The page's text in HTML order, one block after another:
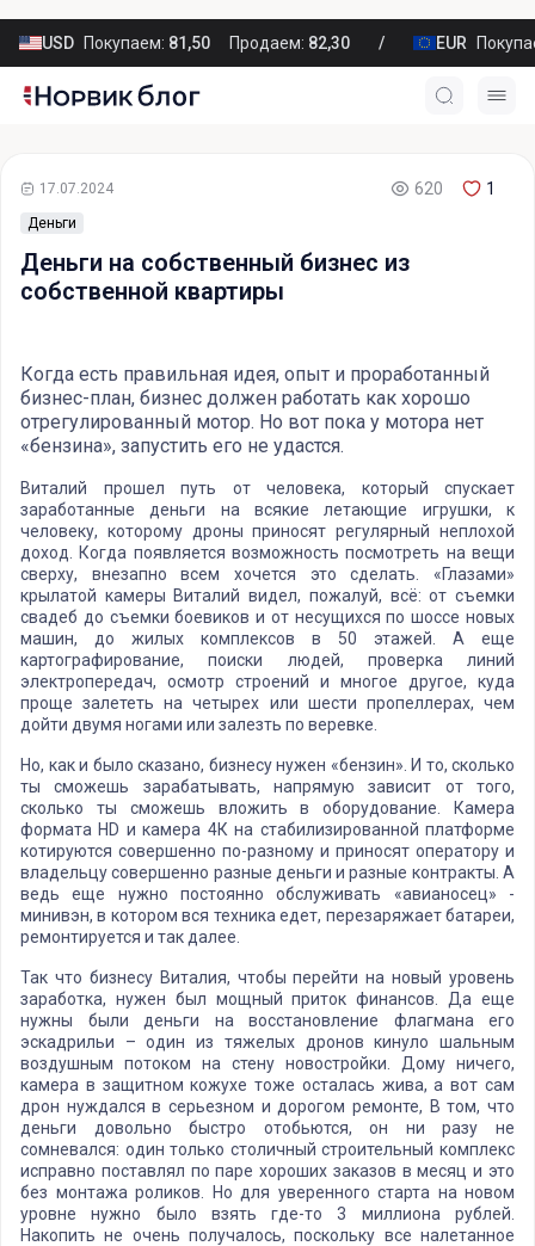
USD Покупаем: 81,50 Продаем: 82,30 EUR
Деньги
17.07.2024 620 1
Деньги на собственный бизнес из
собственной квартиры
Когда есть правильная идея, опыт и проработанный
бизнес-план, бизнес должен работать как хорошо
отрегулированный мотор. Но вот пока у мотора нет
«бензина», запустить его не удастся.
Виталий прошел путь от человека, который спускает
заработанные деньги на всякие летающие игрушки, к
человеку, которому дроны приносят регулярный неплохой
доход. Когда появляется возможность посмотреть на вещи
сверху, внезапно всем хочется это сделать. «Глазами»
крылатой камеры Виталий видел, пожалуй, всё: от съемки
свадеб до съемки боевиков и от несущихся по шоссе новых
машин, до жилых комплексов в 50 этажей. А еще
картографирование, поиски людей, проверка линий
электропередач, осмотр строений и многое другое, куда
проще залететь на четырех или шести пропеллерах, чем
дойти двумя ногами или залезть по веревке.
Но, как и было сказано, бизнесу нужен «бензин». И то, сколько
ты сможешь зарабатывать, напрямую зависит от того,
сколько ты сможешь вложить в оборудование. Камера
формата HD и камера 4К на стабилизированной платформе
котируются совершенно по-разному и приносят оператору и
владельцу совершенно разные деньги и разные контракты. А
ведь еще нужно постоянно обслуживать «авианосец» -
минивэн, в котором вся техника едет, перезаряжает батареи,
ремонтируется и так далее.
Так что бизнесу Виталия, чтобы перейти на новый уровень
заработка, нужен был мощный приток финансов. Да еще
нужны были деньги на восстановление флагмана его
эскадрильи – один из тяжелых дронов кинуло шальным
воздушным потоком на стену новостройки. Дому ничего,
камера в защитном кожухе тоже осталась жива, а вот сам
дрон нуждался в серьезном и дорогом ремонте, В том, что
деньги довольно быстро отобьются, он ни разу не
сомневался: один только столичный строительный комплекс
исправно поставлял по паре хороших заказов в месяц и это
без монтажа роликов. Но для уверенного старта на новом
уровне нужно было взять где-то 3 миллиона рублей.
Накопить не очень получалось, поскольку все налетанное